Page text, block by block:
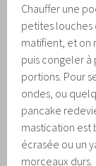
Chauffer une
petites louches
matifient, et on
puis congeler à
portions. Pour
ondes, ou
pancake
mastication est
écrasée ou un
morceaux durs.